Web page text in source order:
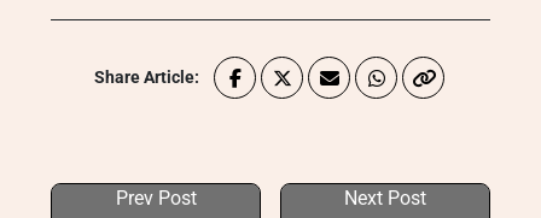
Share Article:
Prev Post Next Post